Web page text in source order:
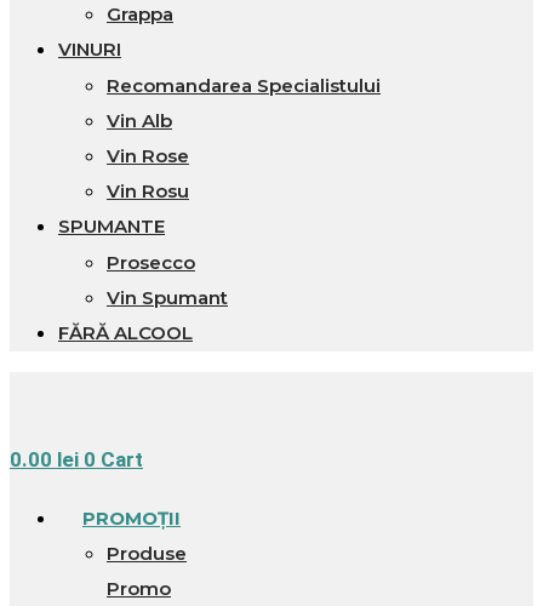
Grappa
VINURI
Recomandarea Specialistului
Vin Alb
Vin Rose
Vin Rosu
SPUMANTE
Prosecco
Vin Spumant
FĂRĂ ALCOOL
0.00 lei 0 Cart
PROMOȚII
Produse
Promo